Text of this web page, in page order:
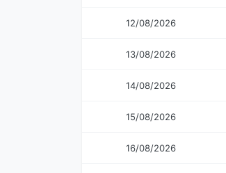
12/08/2026
13/08/2026
14/08/2026
15/08/2026
16/08/2026